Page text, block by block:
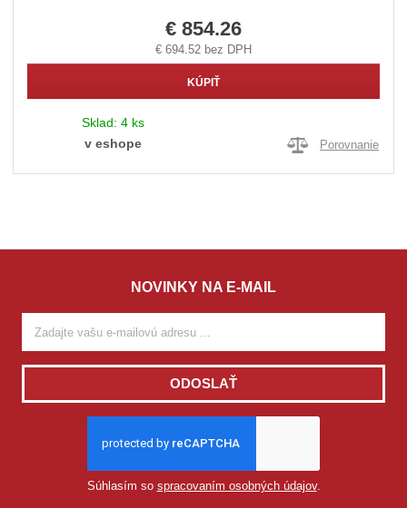
€ 854.26
€ 694.52 bez DPH
KÚPIŤ
Sklad: 4 ks
v eshope
Porovnanie
NOVINKY NA E-MAIL
ODOSLAŤ
Súhlasím so spracovaním osobných údajov.